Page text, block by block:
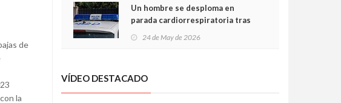
de
la
Un hombre se desploma en
parada cardiorrespiratoria tras
24 de May de 2026
VÍDEO DESTACADO